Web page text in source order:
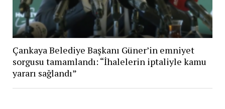
Çankaya Belediye Başkanı Güner’in emniyet
sorgusu tamamlandı: “İhalelerin iptaliyle kamu
yararı sağlandı”